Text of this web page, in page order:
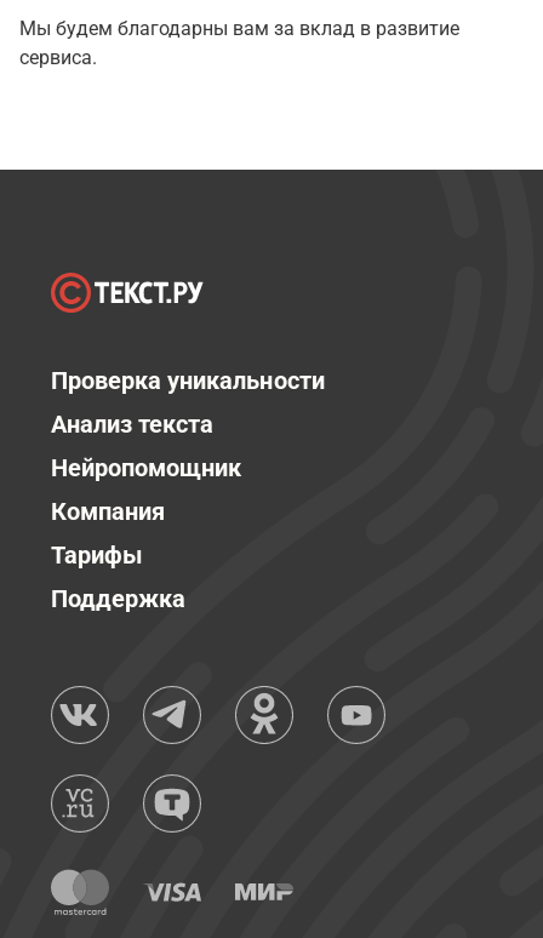
Мы будем благодарны вам за вклад в развитие
сервиса.
Проверка уникальности
Анализ текста
Нейропомощник
Компания
Тарифы
Поддержка